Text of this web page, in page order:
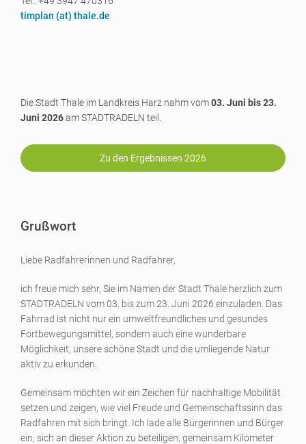
timplan (at) thale.de
Die Stadt Thale im Landkreis Harz nahm vom03. Juni bis 23.
Juni 2026am STADTRADELN teil.
Zu den Ergebnissen 2026
Grußwort
Liebe Radfahrerinnen und Radfahrer,
ich freue mich sehr, Sie im Namen der Stadt Thale herzlich zum
STADTRADELN vom 03. bis zum 23. Juni 2026 einzuladen. Das
Fahrrad ist nicht nur ein umweltfreundliches und gesundes
Fortbewegungsmittel, sondern auch eine wunderbare
Möglichkeit, unsere schöne Stadt und die umliegende Natur
aktiv zu erkunden.
Gemeinsam möchten wir ein Zeichen für nachhaltige Mobilität
setzen und zeigen, wie viel Freude und Gemeinschaftssinn das
Radfahren mit sich bringt. Ich lade alle Bürgerinnen und Bürger
ein, sich an dieser Aktion zu beteiligen, gemeinsam Kilometer